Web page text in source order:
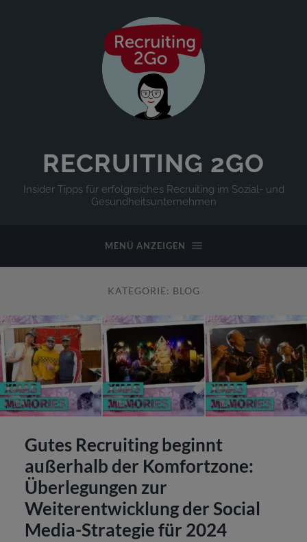
RECRUITING 2GO
Insider Tipps für erfolgreiches Recruiting im Sozial- und
Gesundheitsunternehmen
MENÜ ANZEIGEN
KATEGORIE: BLOG
Gutes Recruiting beginnt
außerhalb der Komfortzone:
Überlegungen zur
Weiterentwicklung der Social
Media-Strategie für 2024